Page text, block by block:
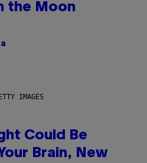
the Moon
IMAGES
Could Be
Brain, New